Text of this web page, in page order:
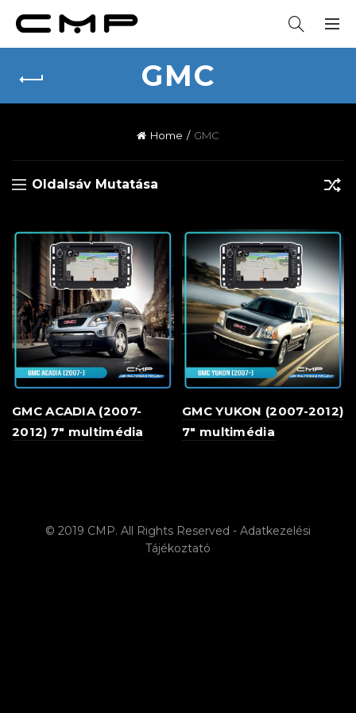
GMC
Home GMC
Oldalsáv Mutatása
GMC ACADIA (2007-
2012) 7″ multimédia
GMC YUKON (2007-2012)
7″ multimédia
© 2019 CMP. All Rights Reserved - Adatkezelési
Tájékoztató